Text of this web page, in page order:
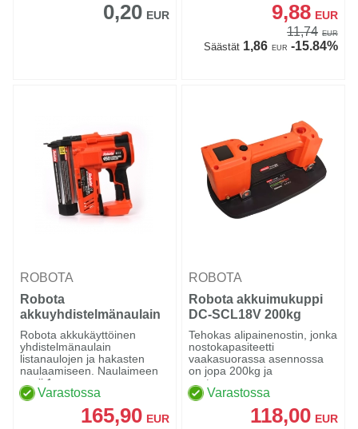
0,20 EUR 9,88 EUR
11,74 EUR
Säästät1,86 EUR -15.84%
ROBOTA
Robota
akkuyhdistelmänaulain
DC-N50 runko
Robota akkukäyttöinen
yhdistelmänaulain
listanaulojen ja hakasten
naulaamiseen. Naulaimeen
sopii 1,...
Varastossa
165,90 EUR
ROBOTA
Robota akkuimukuppi
DC-SCL18V 200kg
runko
Tehokas alipainenostin, jonka
nostokapasiteetti
vaakasuorassa asennossa
on jopa 200kg ja
pystysuora...
Varastossa
118,00 EUR